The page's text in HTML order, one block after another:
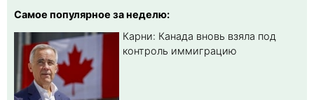
Самое популярное за неделю:
Карни: Канада вновь взяла под
контроль иммиграцию